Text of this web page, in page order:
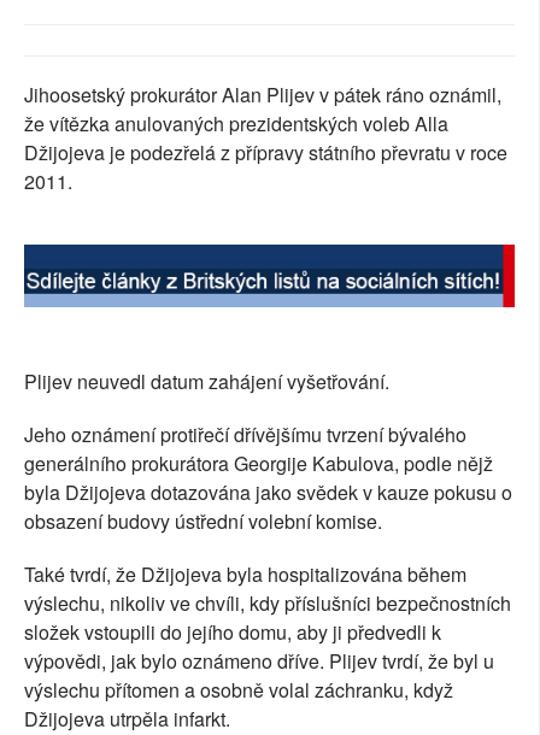
PŘÍSPĚVKY NA PROVOZ
SOCIÁLNÍ SÍTĚ
RUBRIKY
PLNÁ VERZE STRÁNEK
Jihoosetský prokurátor Alan Plijev v pátek ráno oznámil,
že vítězka anulovaných prezidentských voleb Alla
Džijojeva je podezřelá z přípravy státního převratu v roce
2011.
Plijev neuvedl datum zahájení vyšetřování.
Jeho oznámení protiřečí dřívějšímu tvrzení bývalého
generálního prokurátora Georgije Kabulova, podle nějž
byla Džijojeva dotazována jako svědek v kauze pokusu o
obsazení budovy ústřední volební komise.
Také tvrdí, že Džijojeva byla hospitalizována během
výslechu, nikoliv ve chvíli, kdy příslušníci bezpečnostních
složek vstoupili do jejího domu, aby ji předvedli k
výpovědi, jak bylo oznámeno dříve. Plijev tvrdí, že byl u
výslechu přítomen a osobně volal záchranku, když
Džijojeva utrpěla infarkt.